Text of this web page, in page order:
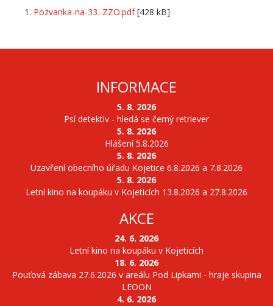
Pozvanka-na-33.-ZZO.pdf[428 kB]
INFORMACE
5. 8. 2026
Psí detektiv - hledá se černý retriever
5. 8. 2026
Hlášení 5.8.2026
5. 8. 2026
Uzavření obecního úřadu Kojetice 6.8.2026 a 7.8.2026
5. 8. 2026
Letní kino na koupáku v Kojeticích 13.8.2026 a 27.8.2026
AKCE
24. 6. 2026
Letní kino na koupáku v Kojeticích
18. 6. 2026
Pouťová zábava 27.6.2026 v areálu Pod Lipkami - hraje skupina
LEOON
4. 6. 2026